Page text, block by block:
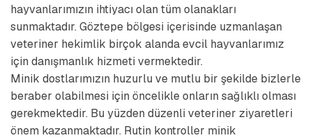
hayvanlarımızın ihtiyacı olan tüm olanakları
sunmaktadır. Göztepe bölgesi içerisinde uzmanlaşan
veteriner hekimlik birçok alanda evcil hayvanlarımız
için danışmanlık hizmeti vermektedir.
Minik dostlarımızın huzurlu ve mutlu bir şekilde bizlerle
beraber olabilmesi için öncelikle onların sağlıklı olması
gerekmektedir. Bu yüzden düzenli veteriner ziyaretleri
önem kazanmaktadır. Rutin kontroller minik